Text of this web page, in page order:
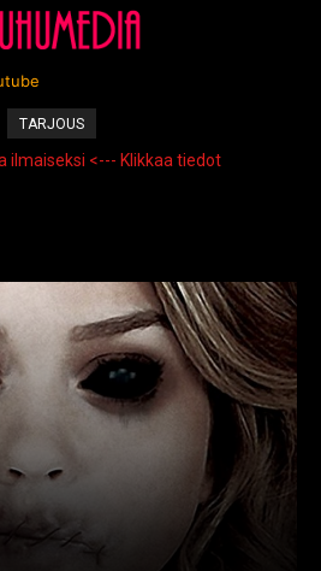
TARJOUS
ilmaiseksi <--- Klikkaa tiedot